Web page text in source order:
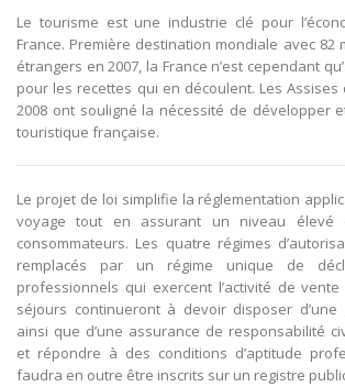
Le tourisme est une industrie clé pour
France. Première destination mondiale avec 82
étrangers en 2007, la France n’est cependant
pour les recettes qui en découlent. Les
2008 ont souligné la nécessité de développer
touristique française.
Le projet de loi simplifie la réglementation
voyage tout en assurant un niveau élevé
consommateurs. Les quatre régimes
remplacés par un régime unique de
professionnels qui exercent l’activité de
séjours continueront à devoir disposer d’une
ainsi que d’une assurance de responsabilité
et répondre à des conditions d’aptitude
faudra en outre être inscrits sur un registre